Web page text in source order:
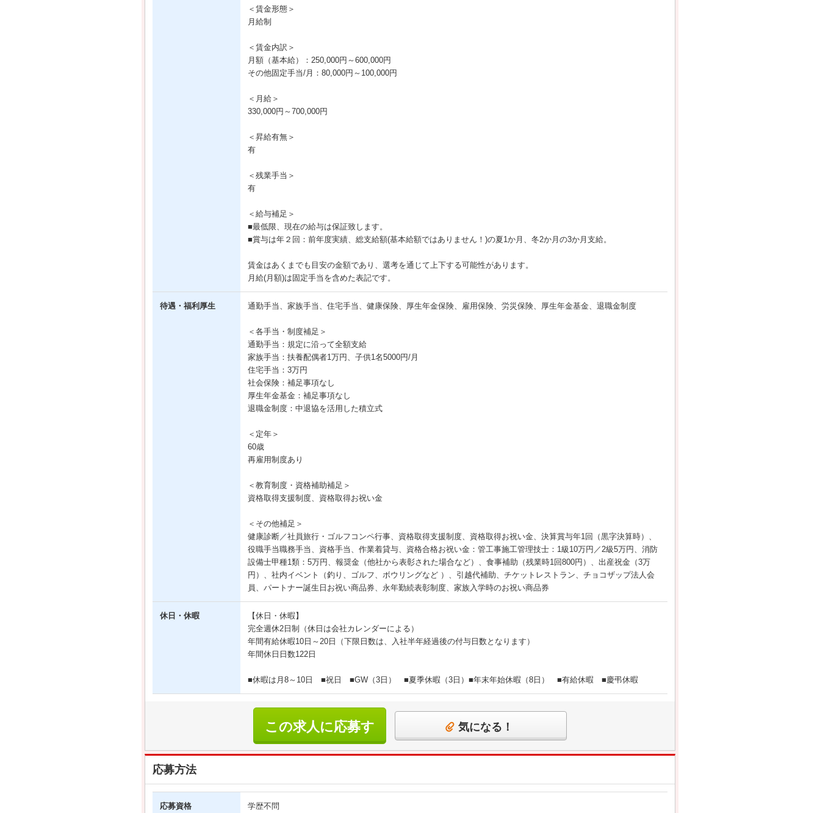
＜賃金形態＞
月給制
＜賃金内訳＞
月額（基本給）：250,000円～600,000円
その他固定手当/月：80,000円～100,000円
＜月給＞
330,000円～700,000円
＜昇給有無＞
有
＜残業手当＞
有
＜給与補足＞
■最低限、現在の給与は保証致します。
■賞与は年２回：前年度実績、総支給額(基本給額ではありません！)の夏1か月、冬2か月の3か月支給。
賃金はあくまでも目安の金額であり、選考を通じて上下する可能性があります。
月給(月額)は固定手当を含めた表記です。
待遇・福利厚生 通勤手当、家族手当、住宅手当、健康保険、厚生年金保険、雇用保険、労災保険、厚生年金基金、退職金制度
＜各手当・制度補足＞
通勤手当：規定に沿って全額支給
家族手当：扶養配偶者1万円、子供1名5000円/月
住宅手当：3万円
社会保険：補足事項なし
厚生年金基金：補足事項なし
退職金制度：中退協を活用した積立式
＜定年＞
60歳
再雇用制度あり
＜教育制度・資格補助補足＞
資格取得支援制度、資格取得お祝い金
＜その他補足＞
健康診断／社員旅行・ゴルフコンペ行事、資格取得支援制度、資格取得お祝い金、決算賞与年1回（黒字決算時）、
役職手当職務手当、資格手当、作業着貸与、資格合格お祝い金：管工事施工管理技士：1級10万円／2級5万円、消防
設備士甲種1類：5万円、報奨金（他社から表彰された場合など）、食事補助（残業時1回800円）、出産祝金（3万
円）、社内イベント（釣り、ゴルフ、ボウリングなど ）、引越代補助、チケットレストラン、チョコザップ法人会
員、パートナー誕生日お祝い商品券、永年勤続表彰制度、家族入学時のお祝い商品券
休日・休暇
【休日・休暇】
完全週休2日制（休日は会社カレンダーによる）
年間有給休暇10日～20日（下限日数は、入社半年経過後の付与日数となります）
年間休日日数122日
■休暇は月8～10日 ■祝日 ■GW（3日） ■夏季休暇（3日）■年末年始休暇（8日） ■有給休暇 ■慶弔休暇
この求人に応募す
る
気になる！
応募方法
応募資格 学歴不問